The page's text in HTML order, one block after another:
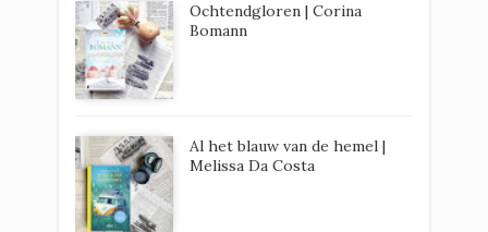
Ochtendgloren | Corina
Bomann
Al het blauw van de hemel |
Melissa Da Costa